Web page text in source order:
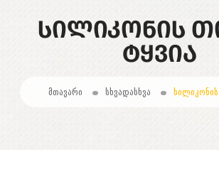
ᲡᲘᲚᲘᲙᲝᲜᲘᲡ
ᲢᲧᲕᲘᲐ
მთავარი სხვადასხვა